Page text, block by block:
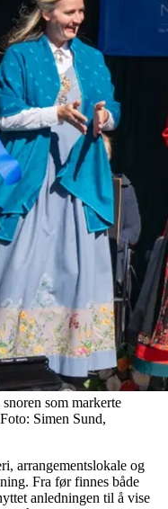
som markerte
Simen Sund,
arrangementslokale og
Fra før finnes både
anledningen til å vise